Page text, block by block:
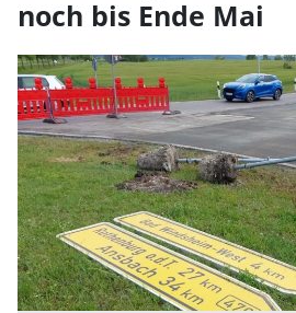
noch bis Ende Mai